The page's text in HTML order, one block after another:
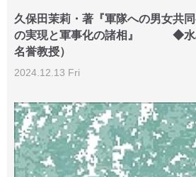
久保田茉莉・著『軍隊への男女共
の実現と軍事化の諸相』 ◆水
名誉教授）
2024.12.13 Fri